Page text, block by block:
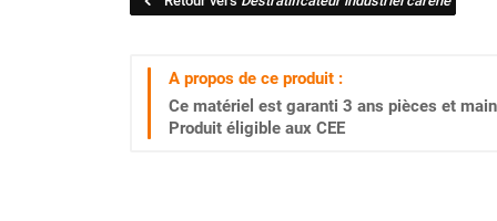
Rafraîchisseur d'air
Rafraichisseur d'air mobile
Rafraîchisseur d'air gainable
A propos de ce produit :
Ce matériel est garanti 3 ans pièces et
Produit éligible aux CEE